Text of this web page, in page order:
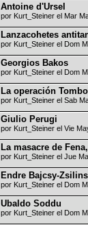
Antoine d'Ursel
por Kurt_Steiner el Mar
Lanzacohetes
por Kurt_Steiner el Dom
Georgios Bakos
por Kurt_Steiner el Dom
La operación
por Kurt_Steiner el Sab
Giulio Perugi
por Kurt_Steiner el Vie
La masacre de
por Kurt_Steiner el Jue
Endre Bajcsy-
por Kurt_Steiner el Dom
Ubaldo Soddu
por Kurt_Steiner el Dom